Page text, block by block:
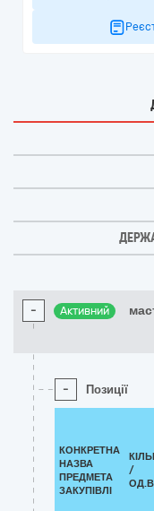
- Активний
- Позиції
КОНКРЕТНА
НАЗВА
ПРЕДМЕТА
ЗАКУПІВЛІ
/